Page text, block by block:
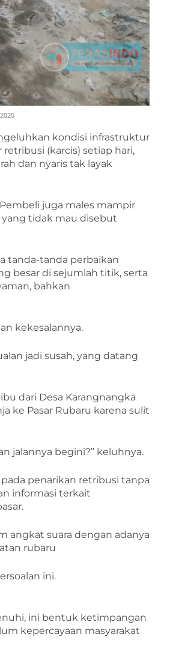
kondisi infrastruktur
(karcis) setiap hari,
dan nyaris tak layak
juga males mampir
yang tidak mau disebut
tanda-tanda perbaikan
besar di sejumlah titik, serta
bahkan
kekesalannya.
jadi susah, yang datang
dari Desa Karangnangka
ke Pasar Rubaru karena sulit
jalannya begini?” keluhnya.
penarikan retribusi tanpa
informasi terkait
angkat suara dengan adanya
rubaru
ini.
ini bentuk ketimpangan
kepercayaan masyarakat